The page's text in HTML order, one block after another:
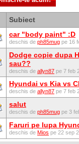
Subiect
car "body paint" :D
deschis de ph85mug pe 16
Dodge copie dupa
sau??
deschis de allyn87 pe 7 feb
Hyundai vs Kia vs
deschis de allyn87 pe 7 feb
salut
deschis de ph85mug pe 3
Faruri pe lupa
deschis de Mios pe 22 sep